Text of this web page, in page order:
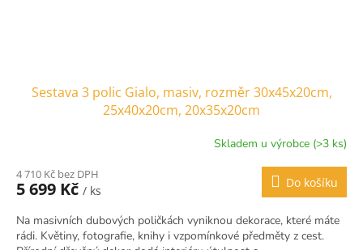
Sestava 3 polic Gialo, masiv, rozměr 30x45x20cm,
25x40x20cm, 20x35x20cm
Skladem u výrobce (>3 ks)
4 710 Kč bez DPH
5 699 Kč / ks
Do košíku
Na masivních dubových poličkách vyniknou dekorace, které máte
rádi. Květiny, fotografie, knihy i vzpomínkové předměty z cest.